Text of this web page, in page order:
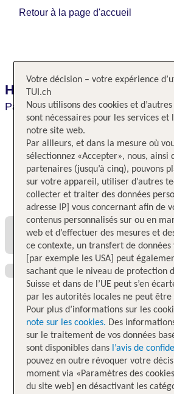
Retour à la page d'accueil
Hotel du Collectionneur
Paris,Paris,France
Toutes les offres et
Votre décision – votre expérience
TUI.ch
Nous utilisons des cookies et
sont nécessaires pour les services et
notre site web.
Par ailleurs, et dans la mesure où
sélectionnez «Accepter», nous, ainsi
partenaires (jusqu’à cinq), pouvons
sur votre appareil, utiliser d’autres
collecter et traiter des données
adresse IP] vous concernant afin de
contenus personnalisés sur ou en
web et d’effectuer des mesures et
ce contexte, un transfert de données
[par exemple les USA] peut
sachant que le niveau de protection
Suisse et dans de l’UE peut s’en
par les autorités locales ne peut être
Pour plus d’informations sur les
note sur les cookies. Des
sur le traitement de vos données
sont disponibles dans l’avis de
pouvez en outre révoquer votre
moment via «Paramètres des
du site web] en désactivant les